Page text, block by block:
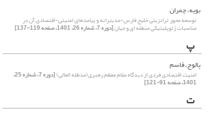
بویه، چمران
توسعه محور ترانزیتی خلیج فارس-مدیترانه و پیامدهای امنیتی-اقتصادی آن در
مناسبات ژئوپلیتیکی منطقه ای و جهان[دوره 7، شماره 26، 1401، صفحه 119-137]
پ
پالوج، قاسم
امنیت اقتصادی فردی از دیدگاه مقام معظم رهبری(مدظله العالی) [دوره 7، شماره 25،
1401، صفحه 91-121]
ت